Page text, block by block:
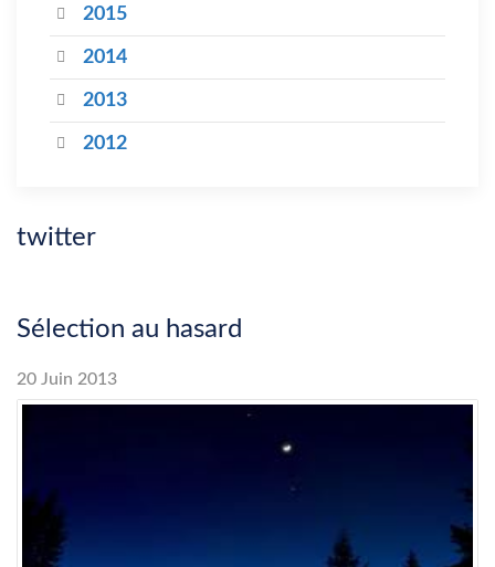
2015
2014
2013
2012
twitter
Sélection au hasard
20 Juin 2013